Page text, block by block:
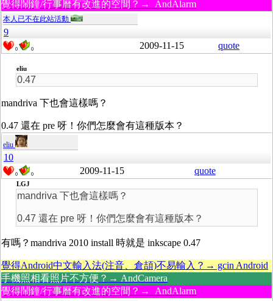
覺得鬧鐘/行事曆有改進的空間？→ AndAlarm
本人已不在此站活動
9
0 0 2009-11-15 quote
eliu
0.47
mandriva 下也會這樣嗎？
0.47 還在 pre 呀！你們怎麼會有這種版本？
eliu
10
0 0 2009-11-15 quote
LGJ
mandriva 下也會這樣嗎？
0.47 還在 pre 呀！你們怎麼會有這種版本？
有嗎？mandriva 2010 install 時就是 inkscape 0.47
覺得Android中文輸入法(注音、倉頡)不易輸入？→ gcin Android
手機照相看照片不方便？→ AndCamera
覺得鬧鐘/行事曆有改進的空間？→ AndAlarm